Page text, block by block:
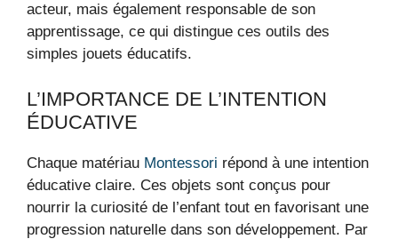
acteur, mais également responsable de son
apprentissage, ce qui distingue ces outils des
simples jouets éducatifs.
L’IMPORTANCE DE L’INTENTION
ÉDUCATIVE
Chaque matériau Montessori répond à une intention
éducative claire. Ces objets sont conçus pour
nourrir la curiosité de l’enfant tout en favorisant une
progression naturelle dans son développement. Par